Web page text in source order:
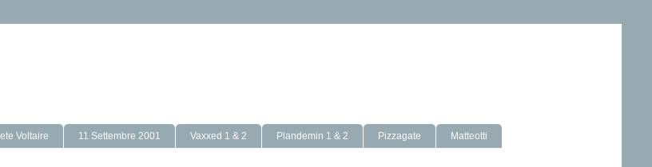
Voltaire 11 Settembre 2001 Vaxxed 1 & 2 Plandemin 1 & 2 Pizzagate Matteotti